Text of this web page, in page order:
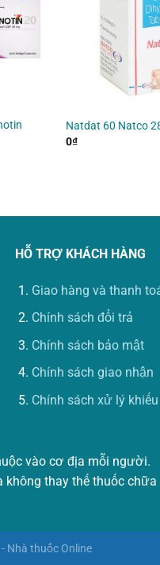
Natdat 60 Natco
0₫
HỖ TRỢ KHÁCH HÀNG
Giao hàng và thanh
Chính sách đổi trả
Chính sách bảo mật
Chính sách giao nhận
Chính sách xử lý
vào cơ địa mỗi người.
thay thế thuốc chữa
Nhà thuốc Online